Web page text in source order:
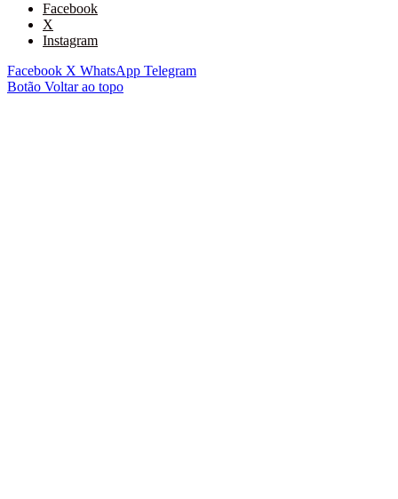
Facebook
X
Instagram
Facebook X WhatsApp Telegram
Botão Voltar ao topo